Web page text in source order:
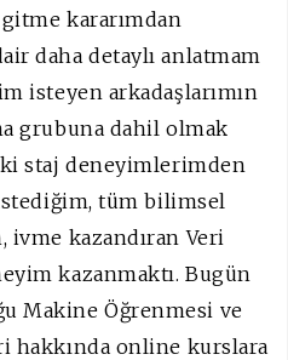
kararımdan
daha detaylı anlatmam
isteyen arkadaşlarımın
grubuna dahil olmak
staj deneyimlerimden
tüm bilimsel
ivme kazandıran Veri
kazanmaktı. Bugün
Makine Öğrenmesi ve
hakkında online kurslara